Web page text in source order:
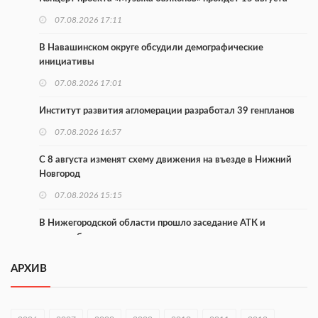
07.08.2026 17:11
В Навашинском округе обсудили демографические
инициативы
07.08.2026 17:01
Институт развития агломерации разработал 39 генпланов
07.08.2026 16:57
С 8 августа изменят схему движения на въезде в Нижний
Новгород
07.08.2026 15:15
В Нижегородской области прошло заседание АТК и
оперштаба
В Чкаловске спустили на воду «Метеор-120Р»
АРХИВ